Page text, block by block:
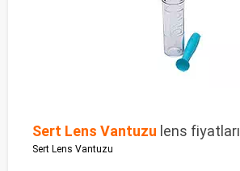
Sert Lens Vantuzu lens fiyatları
Sert Lens Vantuzu